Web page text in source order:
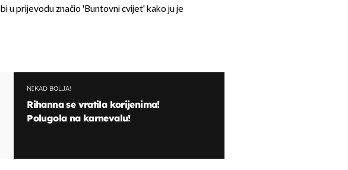
u prijevodu značio 'Buntovni cvijet' kako ju je
NIKAD BOLJA!
Rihanna se vratila korijenima!
Polugola na karnevalu!